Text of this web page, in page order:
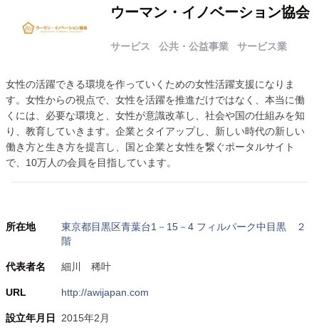
ウーマン・イノベーション協会
サービス 公共・公益事業 サービス業
女性の活躍できる環境を作っていくための女性活躍支援になりま
す。女性からの視点で、女性を活躍を推進だけではなく、本当に働
くには、必要な環境と、女性が意識改革し、社会や国の仕組みを知
り、教育していきます。企業とタイアップし、新しい時代の新しい
働き方と生き方を提言し、国と企業と女性を繋ぐポータルサイト
で、10万人の会員を目指しています。
所在地
東京都目黒区青葉台1－15－4 フィルパーク中目黒 ２
階
代表者名 細川 稀叶
URL http://awijapan.com
設立年月日 2015年2月